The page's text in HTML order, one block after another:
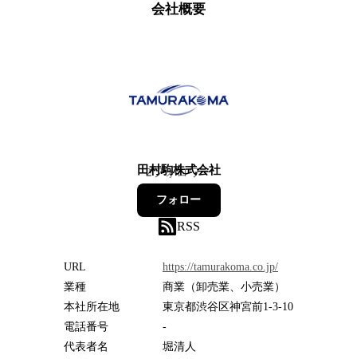
会社概要
田村駒株式会社
2フォロワー
フォロー
RSS
URL
https://tamurakoma.co.jp/
業種
商業（卸売業、小売業）
本社所在地
東京都渋谷区神宮前1-3-10
電話番号
-
代表者名
堀清人